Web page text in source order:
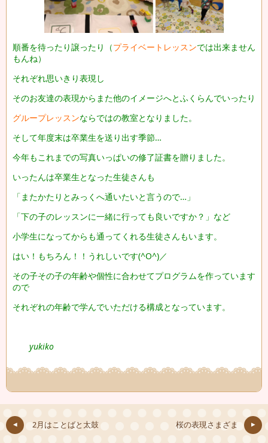
順番を待ったり譲ったり（プライベートレッスンでは出来ません
もんね）
それぞれ思いきり表現し
そのお友達の表現からまた他のイメージへとふくらんでいったり
グループレッスンならではの教室となりました。
そして年度末は卒業生を送り出す季節…
今年もこれまでの写真いっぱいの修了証書を贈りました。
いったんは卒業生となった生徒さんも
「またかたりとみっくへ通いたいと言うので…」
「下の子のレッスンに一緒に行っても良いですか？」など
小学生になってからも通ってくれる生徒さんもいます。
はい！もちろん！！うれしいです(^O^)／
その子その子の年齢や個性に合わせてプログラムを作っています
ので
それぞれの年齢で学んでいただける構成となっています。
yukiko
2月はことばと太鼓 桜の表現さまざま